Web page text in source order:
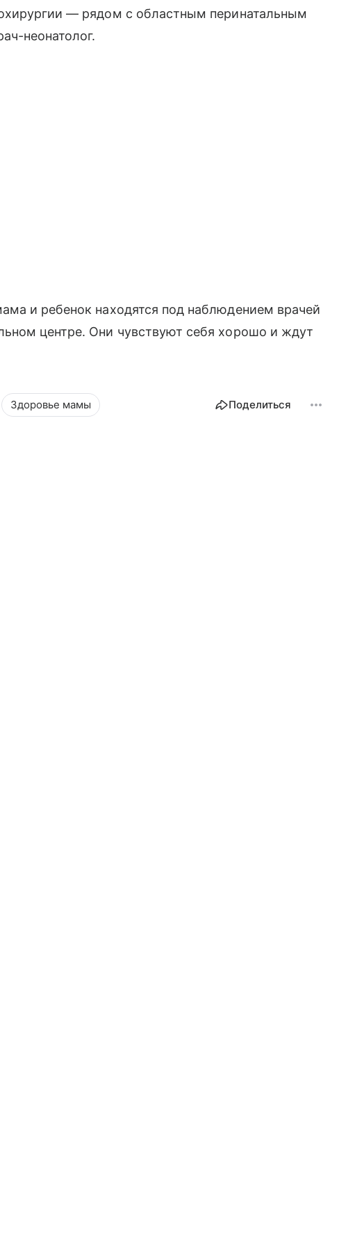
— рядом с областным перинатальным
неонатолог.
и ребенок находятся под наблюдением врачей
центре. Они чувствуют себя хорошо и ждут
Здоровье мамы Поделиться